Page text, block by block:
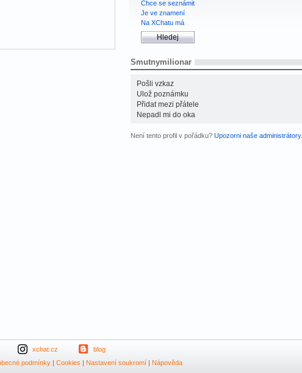
Chce se seznámit
Je ve znamení
Na XChatu má
Smutnymilionar
Pošli vzkaz
Ulož poznámku
Přidat mezi přátele
Nepadl mi do oka
Není tento profil v pořádku? Upozorni naše administrátory.
xchat.cz
blog
podmínky| Cookies | Nastavení soukromí| Nápověda